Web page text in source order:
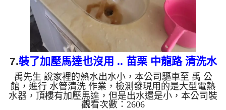
7.裝了加壓馬達也沒用 .. 苗栗 中龍路 清洗水
管
禹先生 說家裡的熱水出水小，本公司驅車至 禹 公
館，進行 水管清洗 作業，檢測發現用的是大型電熱
水器，頂樓有加壓馬達，但是出水還是小，本公司裝
設 高周波水管清洗機，灌入 檸檬酸 至水管，等了約
觀看次數：2606